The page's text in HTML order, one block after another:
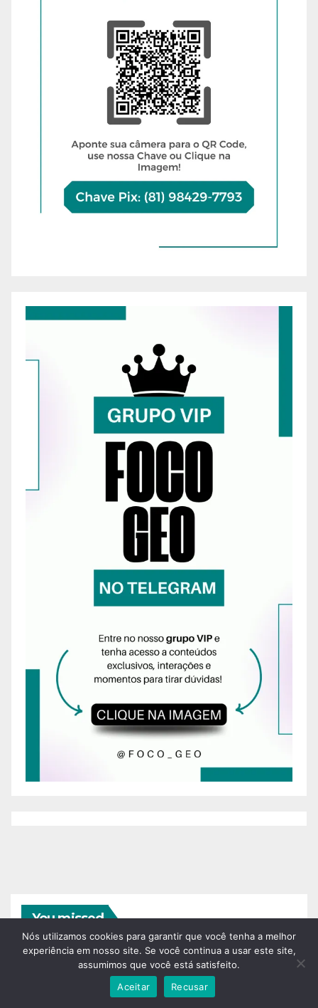
You missed
Nós utilizamos cookies para garantir que você tenha a melhor
experiência em nosso site. Se você continua a usar este site,
assumimos que você está satisfeito.
Aceitar
Recusar